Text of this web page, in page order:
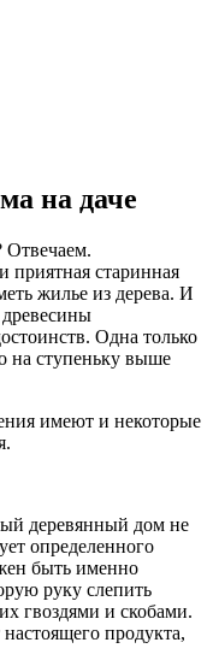
на даче
Отвечаем.
старинная
жилье из дерева. И
древесины
Одна только
на ступеньку выше
имеют и некоторые
деревянный дом не
определенного
быть именно
руку слепить
гвоздями и скобами.
продукта,